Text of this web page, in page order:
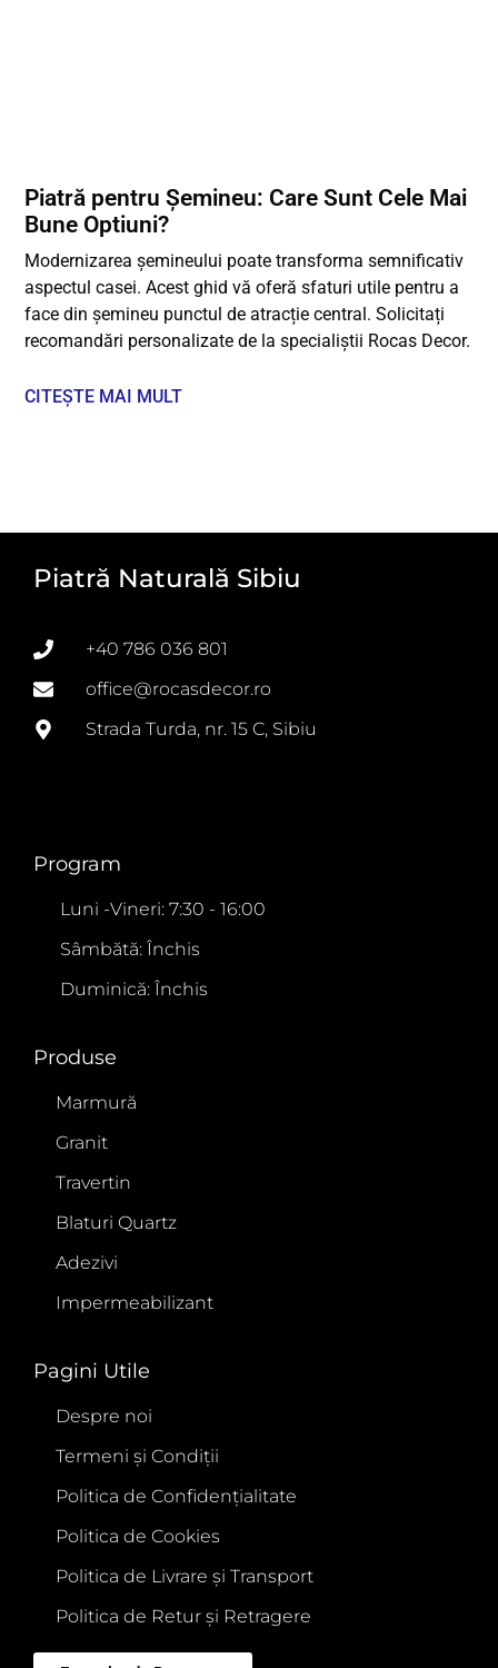
Piatră pentru Șemineu: Care Sunt Cele Mai
Bune Optiuni?
Modernizarea șemineului poate transforma semnificativ
aspectul casei. Acest ghid vă oferă sfaturi utile pentru a
face din șemineu punctul de atracție central. Solicitați
recomandări personalizate de la specialiștii Rocas Decor.
CITEȘTE MAI MULT
Piatră Naturală Sibiu
+40 786 036 801
office@rocasdecor.ro
Strada Turda, nr. 15 C, Sibiu
Program
Luni -Vineri: 7:30 - 16:00
Sâmbătă: Închis
Duminică: Închis
Produse
Marmură
Granit
Travertin
Blaturi Quartz
Adezivi
Impermeabilizant
Pagini Utile
Despre noi
Termeni și Condiții
Politica de Confidențialitate
Politica de Cookies
Politica de Livrare și Transport
Politica de Retur și Retragere